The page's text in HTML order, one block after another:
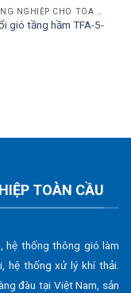
gió tầng hầm TFA-5-
TOÀN CẦU
hệ thống thông gió làm
hệ thống xử lý khí thải.
đàu tại Việt Nam, sản